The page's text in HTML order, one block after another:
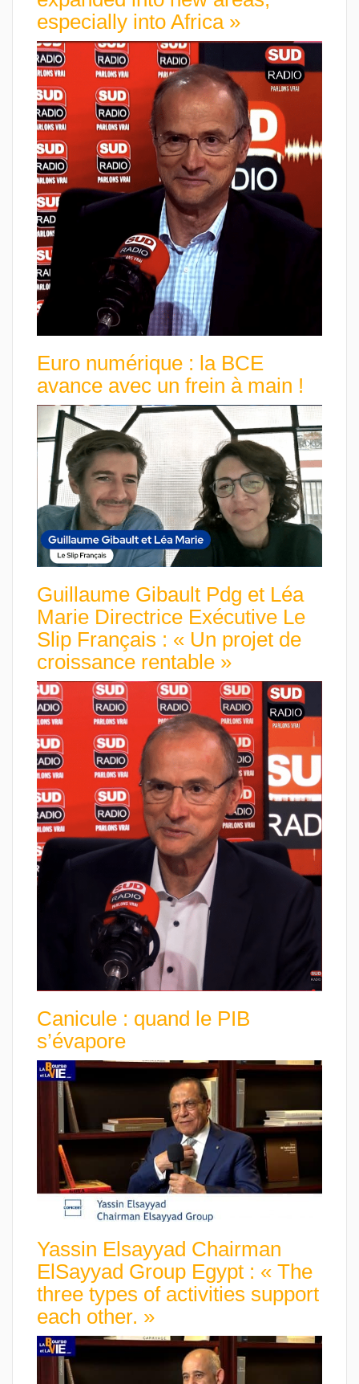
especially into Africa »
Euro numérique : la BCE
avance avec un frein à main !
Guillaume Gibault Pdg et Léa
Marie Directrice Exécutive Le
Slip Français : « Un projet de
croissance rentable »
Canicule : quand le PIB
s’évapore
Yassin Elsayyad Chairman
ElSayyad Group Egypt : « The
three types of activities support
each other. »